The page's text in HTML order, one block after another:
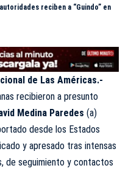
reciben a “Guindo” en
de Las Américas.-
recibieron a presunto
Medina Paredes (a)
desde los Estados
y apresado tras intensas
de seguimiento y contactos